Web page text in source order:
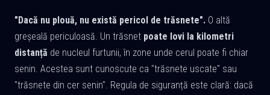
"Dacă nu plouă, nu există pericol de trăsnete". O altă
greșeală periculoasă. Un trăsnet poate lovi la kilometri
distanță de nucleul furtunii, în zone unde cerul poate fi chiar
senin. Acestea sunt cunoscute ca "trăsnete uscate" sau
"trăsnete din cer senin". Regula de siguranță este clară: dacă